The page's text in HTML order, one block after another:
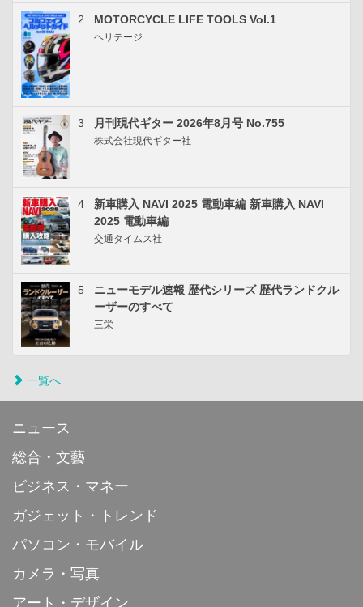
2 MOTORCYCLE LIFE TOOLS Vol.1
ヘリテージ
3 月刊現代ギター 2026年8月号 No.755
株式会社現代ギター社
4
新車購入 NAVI 2025 電動車編 新車購入 NAVI
2025 電動車編
交通タイムス社
5
ニューモデル速報 歴代シリーズ 歴代ランドクル
ーザーのすべて
三栄
一覧へ
ニュース
総合・文藝
ビジネス・マネー
ガジェット・トレンド
パソコン・モバイル
カメラ・写真
アート・デザイン